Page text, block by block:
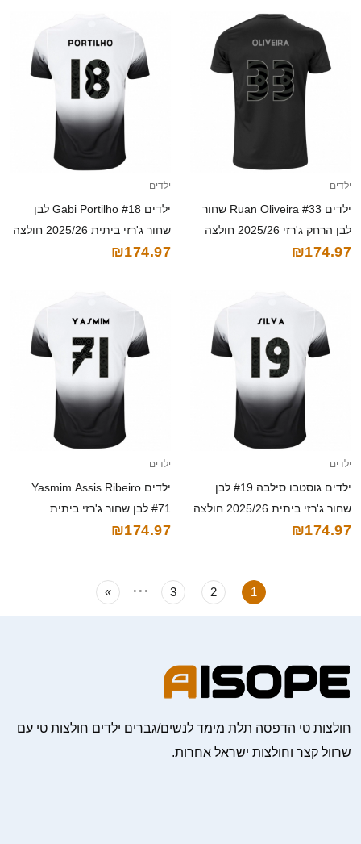
ילדים
ילדים Ruan Oliveira #33 שחור
לבן הרחק ג'רזי 2025/26 חולצה
קצרה
₪174.97
ילדים
ילדים Gabi Portilho #18 לבן
שחור ג'רזי ביתית 2025/26 חולצה
קצרה
₪174.97
ילדים
ילדים גוסטבו סילבה #19 לבן
שחור ג'רזי ביתית 2025/26 חולצה
קצרה
₪174.97
ילדים
ילדים Yasmim Assis Ribeiro
#71 לבן שחור ג'רזי ביתית
2025/26 חולצה קצרה
₪174.97
1
2
3
...
»
חולצות טי הדפסה תלת מימד לנשים/גברים ילדים חולצות טי עם
שרוול קצר וחולצות ישראל אחרות.